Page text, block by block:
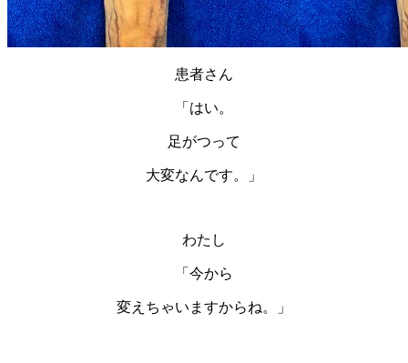
患者さん
「はい。
足がつって
大変なんです。」
わたし
「今から
変えちゃいますからね。」